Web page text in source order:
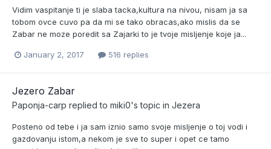
Vidim vaspitanje ti je slaba tacka,kultura na nivou, nisam ja sa
tobom ovce cuvo pa da mi se tako obracas,ako mislis da se
Zabar ne moze poredit sa Zajarki to je tvoje misljenje koje ja...
January 2, 2017 516 replies
Jezero Zabar
Paponja-carp replied to miki0's topic in Jezera
Posteno od tebe i ja sam iznio samo svoje misljenje o toj vodi i
gazdovanju istom,a nekom je sve to super i opet ce tamo